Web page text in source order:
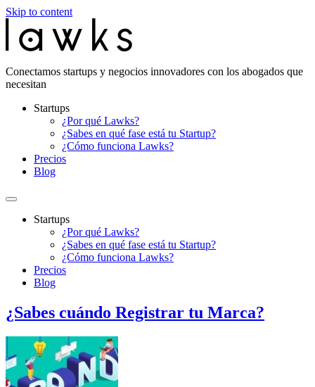
Skip to content
Conectamos startups y negocios innovadores con los abogados que
necesitan
Startups
¿Por qué Lawks?
¿Sabes en qué fase está tu Startup?
¿Cómo funciona Lawks?
Precios
Blog
Startups
¿Por qué Lawks?
¿Sabes en qué fase está tu Startup?
¿Cómo funciona Lawks?
Precios
Blog
¿Sabes cuándo Registrar tu Marca?